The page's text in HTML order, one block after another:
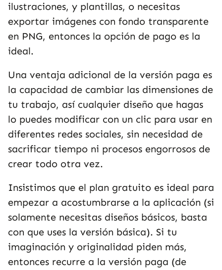
ilustraciones, y plantillas, o necesitas
exportar imágenes con fondo transparente
en PNG, entonces la opción de pago es la
ideal.
Una ventaja adicional de la versión paga es
la capacidad de cambiar las dimensiones de
tu trabajo, así cualquier diseño que hagas
lo puedes modificar con un clic para usar en
diferentes redes sociales, sin necesidad de
sacrificar tiempo ni procesos engorrosos de
crear todo otra vez.
Insistimos que el plan gratuito es ideal para
empezar a acostumbrarse a la aplicación (si
solamente necesitas diseños básicos, basta
con que uses la versión básica). Si tu
imaginación y originalidad piden más,
entonces recurre a la versión paga (de